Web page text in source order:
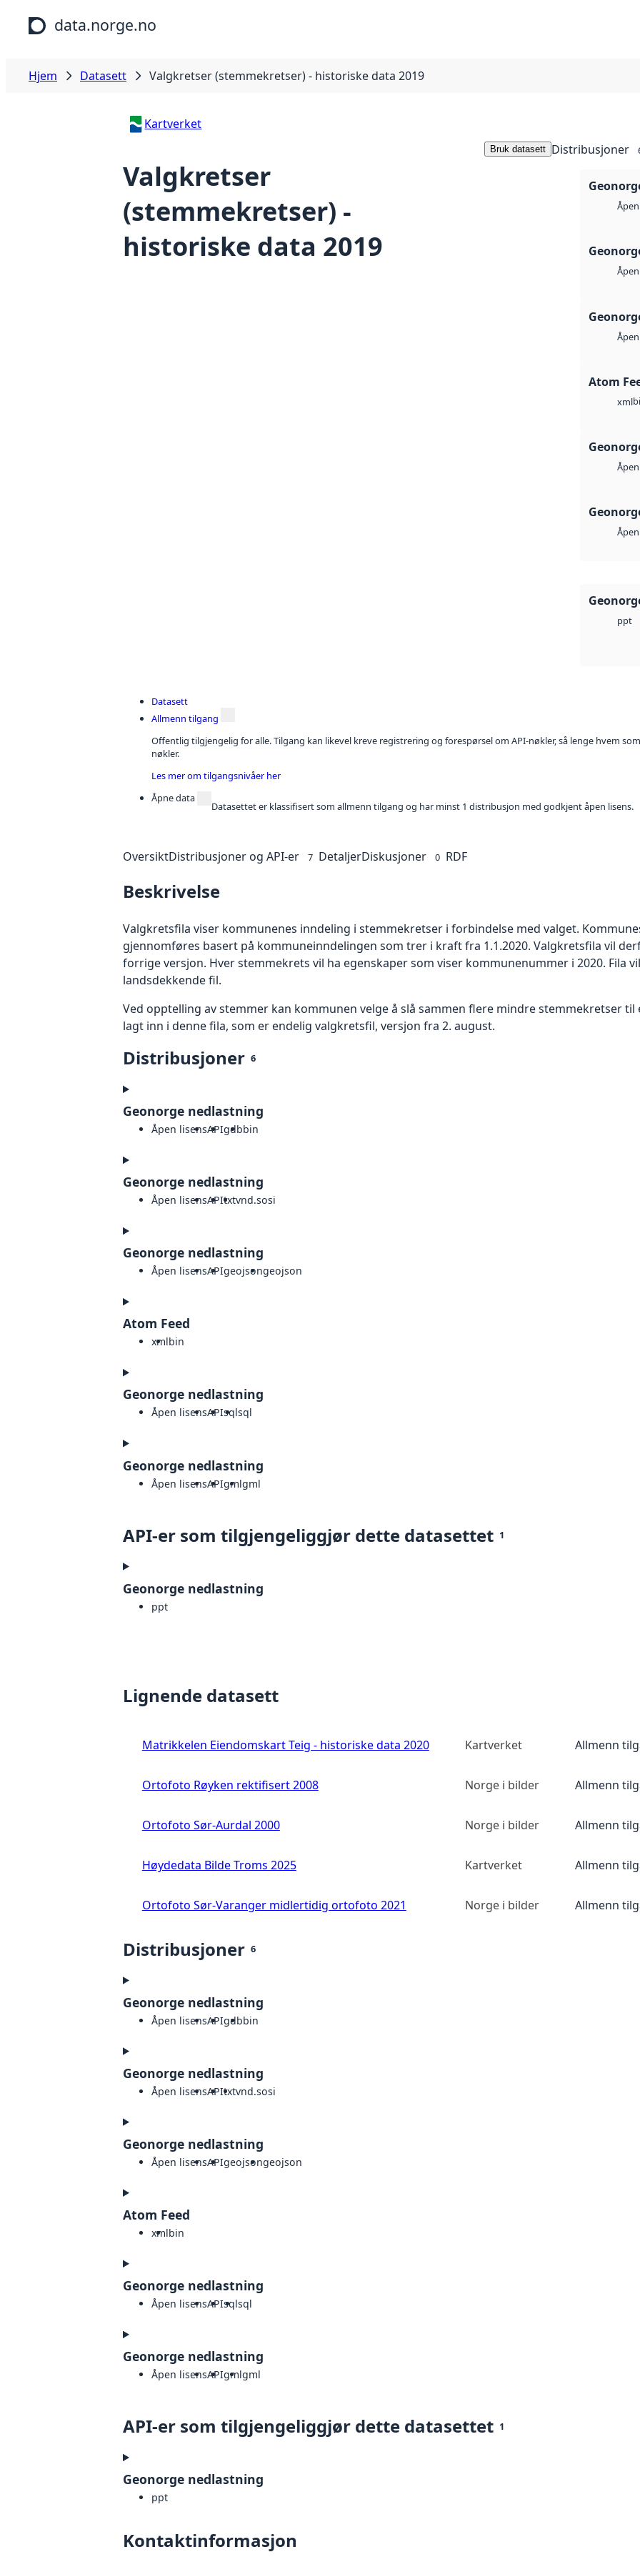
Hopp til hovedinnhold
data.norge.no
Hjem Datasett Valgkretser (stemmekretser) - historiske data 2019
Kartverket
Valgkretser
(stemmekretser) -
historiske data 2019
Bruk datasett Distribusjoner
Atom
xml
ppt
Datasett
Allmenn tilgang
Offentlig tilgjengelig for alle. Tilgang kan likevel kreve registrering og forespørsel om API-nøkler, så lenge hvem
nøkler.
Les mer om tilgangsnivåer her
Åpne data
Datasettet er klassifisert som allmenn tilgang og har minst 1 distribusjon med godkjent åpen lisens.
OversiktDistribusjoner og API-er 7 DetaljerDiskusjoner 0 RDF
Beskrivelse
Valgkretsfila viser kommunenes inndeling i stemmekretser i forbindelse med valget.
gjennomføres basert på kommuneinndelingen som trer i kraft fra 1.1.2020. Valgkretsfila vil
forrige versjon. Hver stemmekrets vil ha egenskaper som viser kommunenummer i 2020. Fila
landsdekkende fil.
Ved opptelling av stemmer kan kommunen velge å slå sammen flere mindre stemmekretser
lagt inn i denne fila, som er endelig valgkretsfil, versjon fra 2. august.
Distribusjoner 6
Geonorge nedlastning
Åpen lisensAPIgdbbin
Geonorge nedlastning
Åpen lisensAPItxtvnd.sosi
Geonorge nedlastning
Åpen lisensAPIgeojsongeojson
Atom Feed
xmlbin
Geonorge nedlastning
Åpen lisensAPIsqlsql
Geonorge nedlastning
Åpen lisensAPIgmlgml
API-er som tilgjengeliggjør dette datasettet 1
Geonorge nedlastning
ppt
Lignende datasett
Matrikkelen Eiendomskart Teig - historiske data 2020 Kartverket Allmenn
Ortofoto Røyken rektifisert 2008 Norge i bilder Allmenn
Ortofoto Sør-Aurdal 2000 Norge i bilder Allmenn
Høydedata Bilde Troms 2025 Kartverket Allmenn
Ortofoto Sør-Varanger midlertidig ortofoto 2021 Norge i bilder Allmenn
Distribusjoner 6
Geonorge nedlastning
Åpen lisensAPIgdbbin
Geonorge nedlastning
Åpen lisensAPItxtvnd.sosi
Geonorge nedlastning
Åpen lisensAPIgeojsongeojson
Atom Feed
xmlbin
Geonorge nedlastning
Åpen lisensAPIsqlsql
Geonorge nedlastning
Åpen lisensAPIgmlgml
API-er som tilgjengeliggjør dette datasettet 1
Geonorge nedlastning
ppt
Kontaktinformasjon